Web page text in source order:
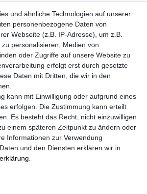
etwa 1 bis 3 Werktage
Versand mit DHL
14 Tage Rückgaberecht
Sie uns!
Widerrufs­formular Impressum
und ähnliche Technologien auf unserer
personenbezogene Daten von
Webseite (z.B. IP-Adresse), um z.B.
personalisieren, Medien von
oder Zugriffe auf unsere Website zu
erfolgt erst durch gesetzte
Daten mit Dritten, die wir in den
kann mit Einwilligung oder aufgrund eines
erfolgen. Die Zustimmung kann erteilt
Es besteht das Recht, nicht einzuwilligen
einem späteren Zeitpunkt zu ändern oder
Informationen zur Verwendung
und den Diensten erklären wir in